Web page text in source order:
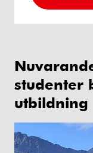
studenter
utbildning